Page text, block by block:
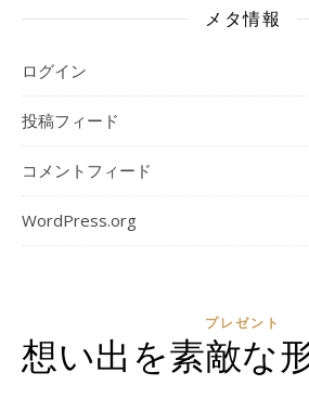
メタ情報
ログイン
投稿フィード
コメントフィード
WordPress.org
プレゼント
想い出を素敵な